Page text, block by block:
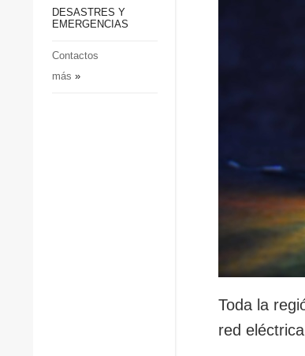
Sociedad y Cultura
DESASTRES Y
EMERGENCIAS
Contactos
más »
Toda la
red